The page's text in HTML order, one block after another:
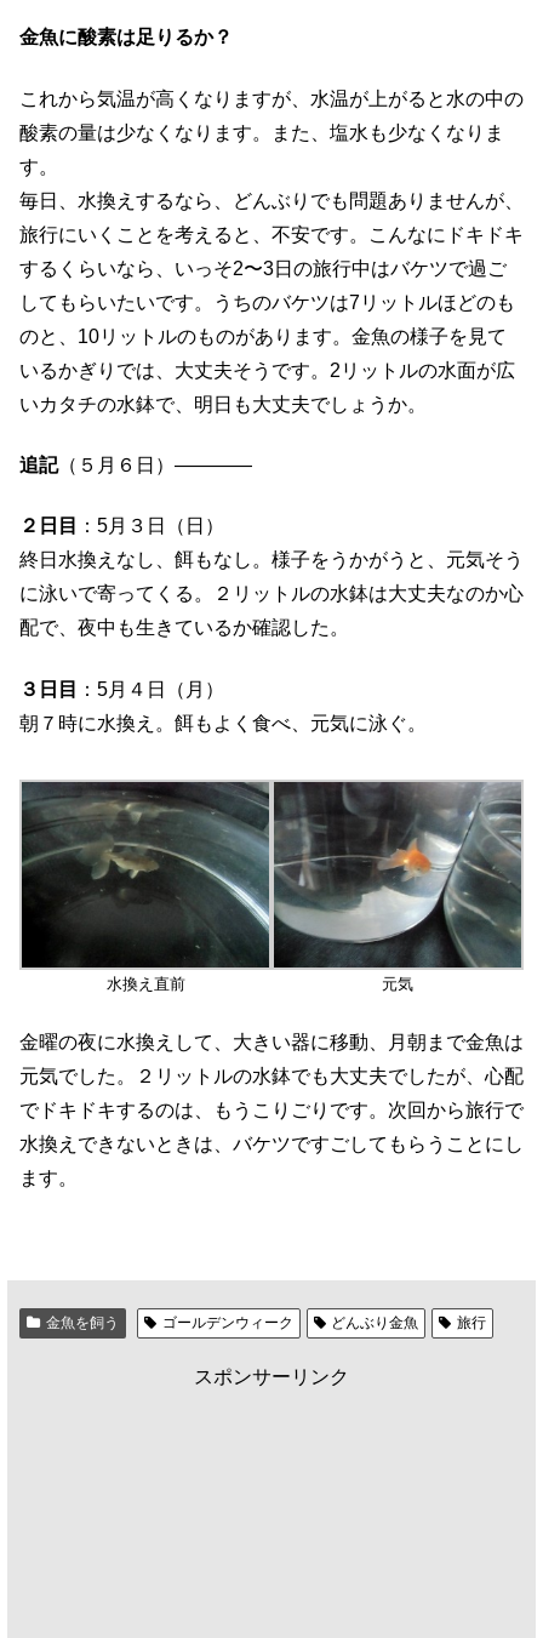
金魚に酸素は足りるか？
これから気温が高くなりますが、水温が上がると水の中の
酸素の量は少なくなります。また、塩水も少なくなりま
す。
毎日、水換えするなら、どんぶりでも問題ありませんが、
旅行にいくことを考えると、不安です。こんなにドキドキ
するくらいなら、いっそ2〜3日の旅行中はバケツで過ご
してもらいたいです。うちのバケツは7リットルほどのも
のと、10リットルのものがあります。金魚の様子を見て
いるかぎりでは、大丈夫そうです。2リットルの水面が広
いカタチの水鉢で、明日も大丈夫でしょうか。
追記（５月６日）————
２日目
：5月３日（日）
終日水換えなし、餌もなし。様子をうかがうと、元気そう
に泳いで寄ってくる。２リットルの水鉢は大丈夫なのか心
配で、夜中も生きているか確認した。
３日目
：5月４日（月）
朝７時に水換え。餌もよく食べ、元気に泳ぐ。
水換え直前 元気
金曜の夜に水換えして、大きい器に移動、月朝まで金魚は
元気でした。２リットルの水鉢でも大丈夫でしたが、心配
でドキドキするのは、もうこりごりです。次回から旅行で
水換えできないときは、バケツですごしてもらうことにし
ます。
金魚を飼う ゴールデンウィーク どんぶり金魚 旅行
スポンサーリンク